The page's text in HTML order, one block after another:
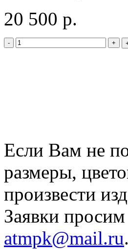
20 500 р.
- +
Если Вам не
размеры,
произвести
Заявки
atmpk@mail.ru.